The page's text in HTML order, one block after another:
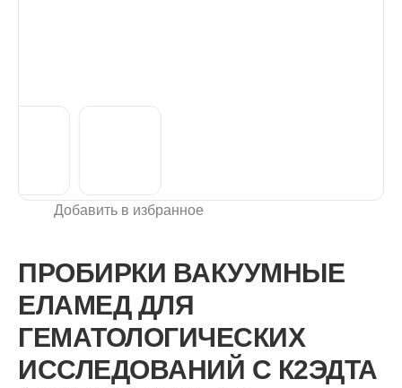
Добавить в избранное
ПРОБИРКИ ВАКУУМНЫЕ
ЕЛАМЕД ДЛЯ
ГЕМАТОЛОГИЧЕСКИХ
ИССЛЕДОВАНИЙ С К2ЭДТА